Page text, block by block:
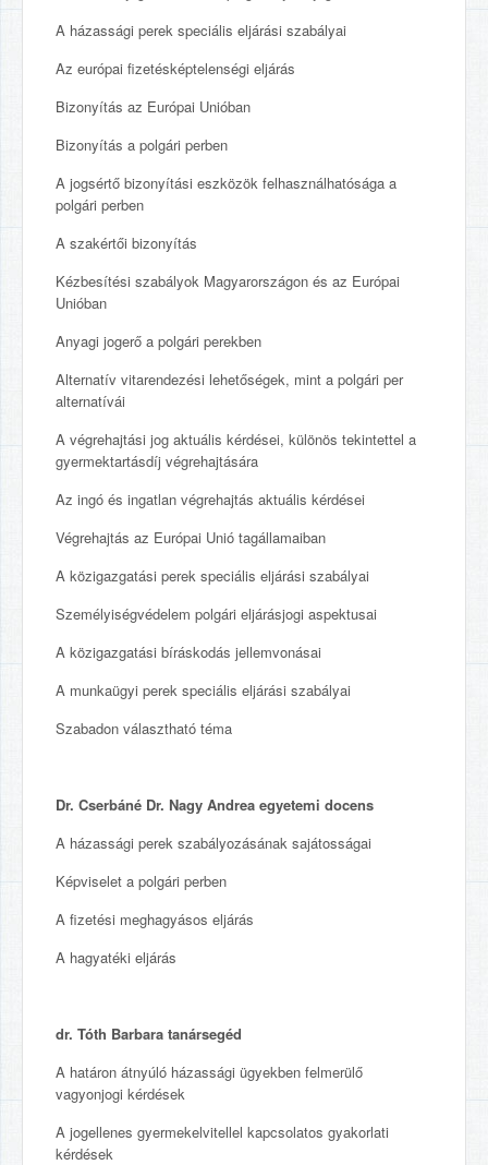
A házassági perek speciális eljárási szabályai
Az európai fizetésképtelenségi eljárás
Bizonyítás az Európai Unióban
Bizonyítás a polgári perben
A jogsértő bizonyítási eszközök felhasználhatósága a
polgári perben
A szakértői bizonyítás
Kézbesítési szabályok Magyarországon és az Európai
Unióban
Anyagi jogerő a polgári perekben
Alternatív vitarendezési lehetőségek, mint a polgári per
alternatívái
A végrehajtási jog aktuális kérdései, különös tekintettel a
gyermektartásdíj végrehajtására
Az ingó és ingatlan végrehajtás aktuális kérdései
Végrehajtás az Európai Unió tagállamaiban
A közigazgatási perek speciális eljárási szabályai
Személyiségvédelem polgári eljárásjogi aspektusai
A közigazgatási bíráskodás jellemvonásai
A munkaügyi perek speciális eljárási szabályai
Szabadon választható téma
Dr. Cserbáné Dr. Nagy Andrea egyetemi docens
A házassági perek szabályozásának sajátosságai
Képviselet a polgári perben
A fizetési meghagyásos eljárás
A hagyatéki eljárás
dr. Tóth Barbara tanársegéd
A határon átnyúló házassági ügyekben felmerülő
vagyonjogi kérdések
A jogellenes gyermekelvitellel kapcsolatos gyakorlati
kérdések